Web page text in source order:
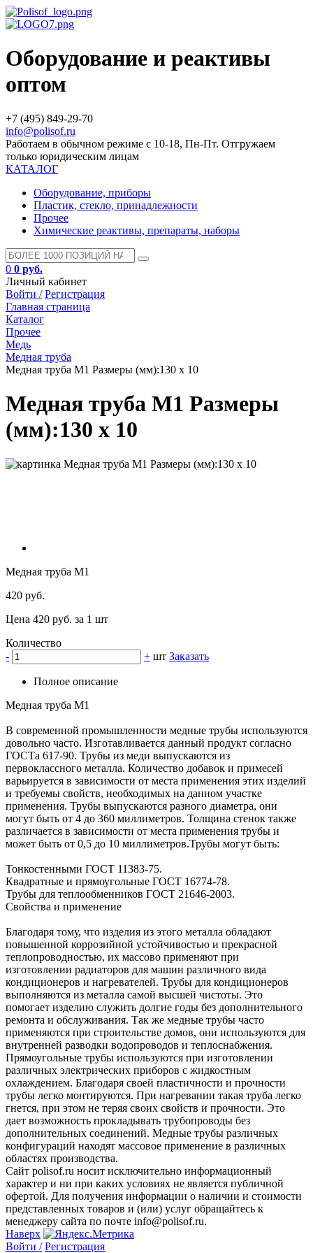
Оборудование и реактивы
оптом
+7 (495) 849-29-70
info@polisof.ru
Работаем в обычном режиме с 10-18, Пн-Пт. Отгружаем
только юридическим лицам
КАТАЛОГ
Оборудование, приборы
Пластик, стекло, принадлежности
Прочее
Химические реактивы, препараты, наборы
0 0 руб.
Личный кабинет
Войти / Регистрация
Главная страница
Каталог
Прочее
Медь
Медная труба
Медная труба М1 Размеры (мм):130 x 10
Медная труба М1 Размеры
(мм):130 x 10
Медная труба М1
420 руб.
Цена 420 руб. за 1 шт
Количество
-
+ шт Заказать
Полное описание
Медная труба М1
В современной промышленности медные трубы используются
довольно часто. Изготавливается данный продукт согласно
ГОСТа 617-90. Трубы из меди выпускаются из
первоклассного металла. Количество добавок и примесей
варьируется в зависимости от места применения этих изделий
и требуемы свойств, необходимых на данном участке
применения. Трубы выпускаются разного диаметра, они
могут быть от 4 до 360 миллиметров. Толщина стенок также
различается в зависимости от места применения трубы и
может быть от 0,5 до 10 миллиметров.Трубы могут быть:
Тонкостенными ГОСТ 11383-75.
Квадратные и прямоугольные ГОСТ 16774-78.
Трубы для теплообменников ГОСТ 21646-2003.
Свойства и применение
Благодаря тому, что изделия из этого металла обладают
повышенной коррозийной устойчивостью и прекрасной
теплопроводностью, их массово применяют при
изготовлении радиаторов для машин различного вида
кондиционеров и нагревателей. Трубы для кондиционеров
выполняются из металла самой высшей чистоты. Это
помогает изделию служить долгие годы без дополнительного
ремонта и обслуживания. Так же медные трубы часто
применяются при строительстве домов, они используются для
внутренней разводки водопроводов и теплоснабжения.
Прямоугольные трубы используются при изготовлении
различных электрических приборов с жидкостным
охлаждением. Благодаря своей пластичности и прочности
трубы легко монтируются. При нагревании такая труба легко
гнется, при этом не теряя своих свойств и прочности. Это
дает возможность прокладывать трубопроводы без
дополнительных соединений. Медные трубы различных
конфигураций находят массовое применение в различных
областях производства.
Сайт polisof.ru носит исключительно информационный
характер и ни при каких условиях не является публичной
офертой. Для получения информации о наличии и стоимости
представленных товаров и (или) услуг обращайтесь к
менеджеру сайта по почте info@polisof.ru.
Наверх
Войти / Регистрация